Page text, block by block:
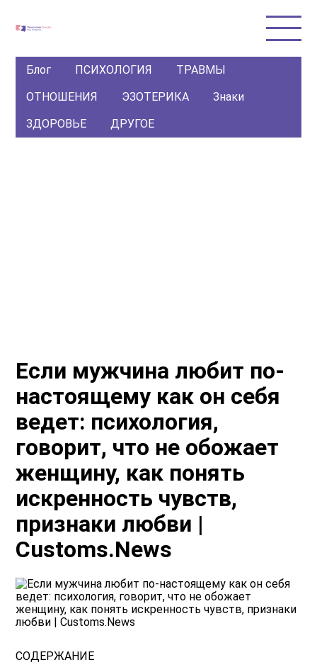
Блог ПСИХОЛОГИЯ
ТРАВМЫ
ОТНОШЕНИЯ
ЭЗОТЕРИКА
Знаки
ЗДОРОВЬЕ
ДРУГОЕ
Если мужчина любит по-
настоящему как он себя
ведет: психология,
говорит, что не обожает
женщину, как понять
искренность чувств,
признаки любви |
Customs.News
СОДЕРЖАНИЕ